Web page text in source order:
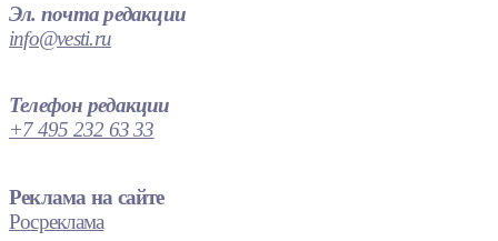
Эл. почта редакции
info@vesti.ru
Телефон редакции
+7 495 232 63 33
Реклама на сайте
Росреклама